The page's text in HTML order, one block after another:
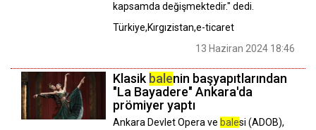
kapsamda değişmektedir." dedi.
Türkiye,Kırgızistan,e-ticaret
13 Haziran 2024 18:46
Klasik balenin başyapıtlarından
"La Bayadere" Ankara'da
prömiyer yaptı
Ankara Devlet Opera ve balesi (ADOB),